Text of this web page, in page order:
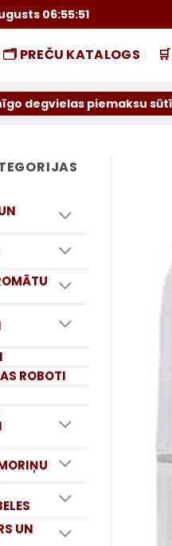
06:55:52
🗂️ PREČU KATALOGS
sūtījumiem
ROBOTI
UN